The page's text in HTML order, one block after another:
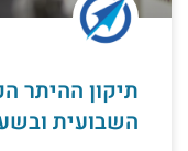
תיקון ההיתר
השבועית